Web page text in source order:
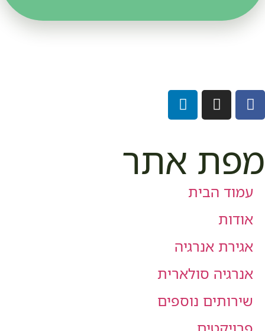
מפת אתר
עמוד הבית
אודות
אגירת אנרגיה
אנרגיה סולארית
שירותים נוספים